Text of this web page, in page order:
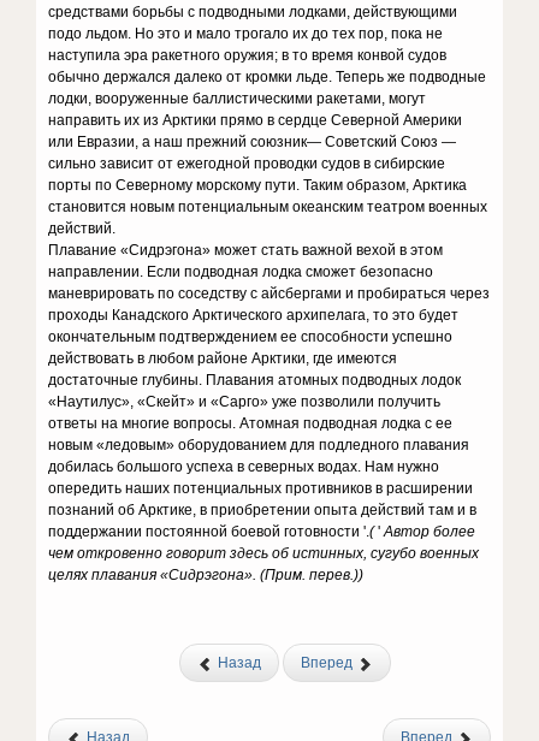
средствами борьбы с подводными лодками, действующими
подо льдом. Но это и мало трогало их до тех пор, пока не
наступила эра ракетного оружия; в то время конвой судов
обычно держался далеко от кромки льде. Теперь же подводные
лодки, вооруженные баллистическими ракетами, могут
направить их из Арктики прямо в сердце Северной Америки
или Евразии, а наш прежний союзник— Советский Союз —
сильно зависит от ежегодной проводки судов в сибирские
порты по Северному морскому пути. Таким образом, Арктика
становится новым потенциальным океанским театром военных
действий.
Плавание «Сидрэгона» может стать важной вехой в этом
направлении. Если подводная лодка сможет безопасно
маневрировать по соседству с айсбергами и пробираться через
проходы Канадского Арктического архипелага, то это будет
окончательным подтверждением ее способности успешно
действовать в любом районе Арктики, где имеются
достаточные глубины. Плавания атомных подводных лодок
«Наутилус», «Скейт» и «Сарго» уже позволили получить
ответы на многие вопросы. Атомная подводная лодка с ее
новым «ледовым» оборудованием для подледного плавания
добилась большого успеха в северных водах. Нам нужно
опередить наших потенциальных противников в расширении
познаний об Арктике, в приобретении опыта действий там и в
поддержании постоянной боевой готовности '.('Автор более
чем откровенно говорит здесь об истинных, сугубо военных
целях плавания «Сидрэгона». (Прим. перев.))
Назад Вперед
Назад Вперед